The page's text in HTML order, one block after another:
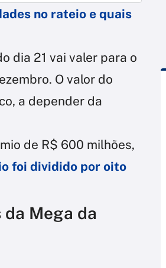
no rateio e quais
dia 21 vai valer para o
O valor do
a depender da
de R$ 600 milhões,
foi dividido por oito
Mega da